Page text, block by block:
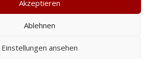
Akzeptieren
Ablehnen
Einstellungen ansehen
Lokale Anbieter
auf besondere
eingehen und